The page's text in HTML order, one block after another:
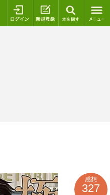
ログイン 新規登録
感想
327